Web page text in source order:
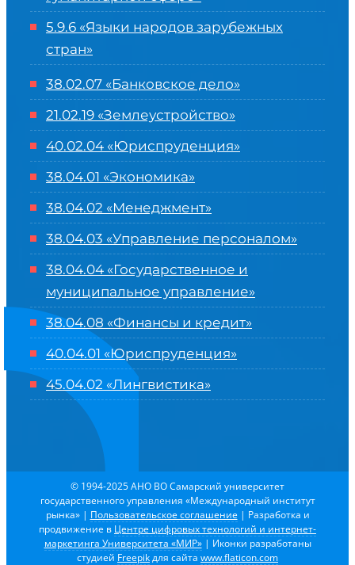
5.9.6 «Языки народов зарубежных
стран»
38.02.07 «Банковское дело»
21.02.19 «Землеустройство»
40.02.04 «Юриспруденция»
38.04.01 «Экономика»
38.04.02 «Менеджмент»
38.04.03 «Управление персоналом»
38.04.04 «Государственное и
муниципальное управление»
38.04.08 «Финансы и кредит»
40.04.01 «Юриспруденция»
45.04.02 «Лингвистика»
© 1994-2025 АНО ВО Самарский университет
государственного управления «Международный институт
рынка» | Пользовательское соглашение | Разработка и
продвижение в Центре цифровых технологий и интернет-
маркетинга Университета «МИР»| Иконки разработаны
студией Freepikдля сайта www.flaticon.com